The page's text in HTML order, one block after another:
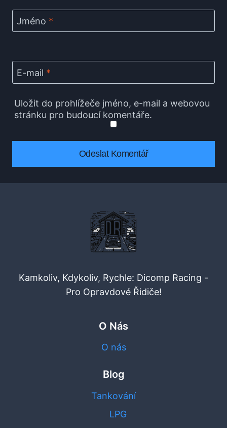
Jméno *
E-mail *
Uložit do prohlížeče jméno, e-mail a webovou
stránku pro budoucí komentáře.
Kamkoliv, Kdykoliv, Rychle: Dicomp Racing -
Pro Opravdové Řidiče!
O Nás
O nás
Blog
Tankování
LPG